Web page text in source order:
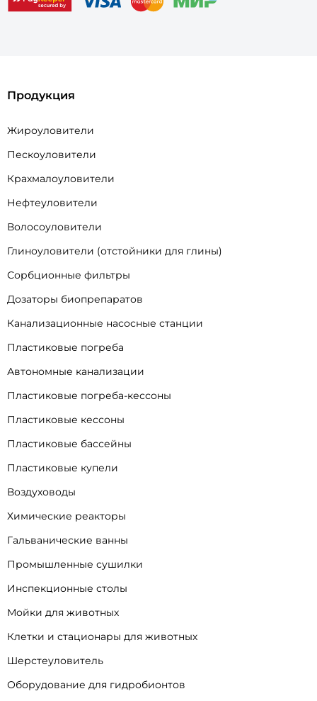
Продукция
Жироуловители
Пескоуловители
Крахмалоуловители
Нефтеуловители
Волосоуловители
Глиноуловители (отстойники для глины)
Сорбционные фильтры
Дозаторы биопрепаратов
Канализационные насосные станции
Пластиковые погреба
Автономные канализации
Пластиковые погреба-кессоны
Пластиковые кессоны
Пластиковые бассейны
Пластиковые купели
Воздуховоды
Химические реакторы
Гальванические ванны
Промышленные сушилки
Инспекционные столы
Мойки для животных
Клетки и стационары для животных
Шерстеуловитель
Оборудование для гидробионтов